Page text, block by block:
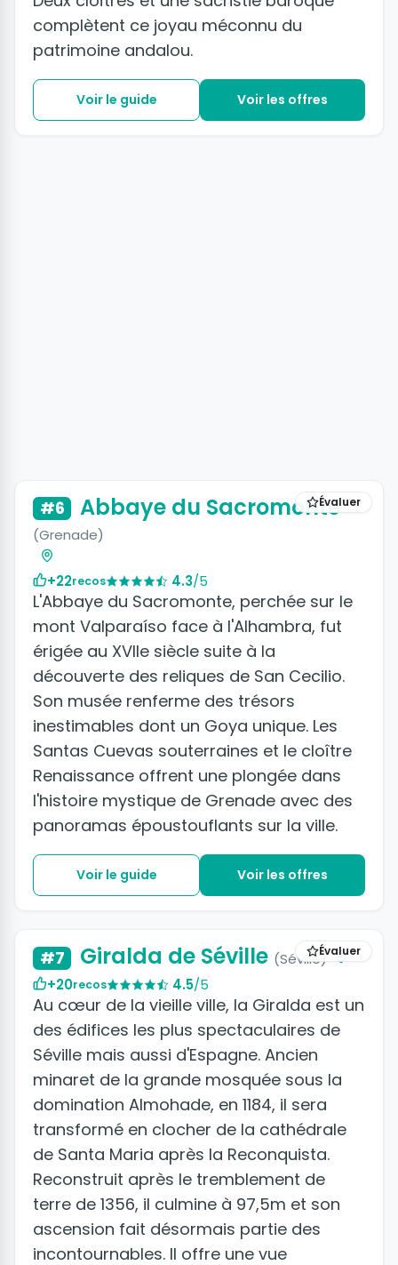
complètent ce joyau méconnu du
patrimoine andalou.
Voir le guide Voir les offres
Évaluer
#6 Abbaye du Sacromonte
(Grenade)
+22recos 4.3/5
L'Abbaye du Sacromonte, perchée sur le
mont Valparaíso face à l'Alhambra, fut
érigée au XVIIe siècle suite à la
découverte des reliques de San Cecilio.
Son musée renferme des trésors
inestimables dont un Goya unique. Les
Santas Cuevas souterraines et le cloître
Renaissance offrent une plongée dans
l'histoire mystique de Grenade avec des
panoramas époustouflants sur la ville.
Voir le guide Voir les offres
Évaluer
#7 Giralda de Séville (Séville)
+20recos 4.5/5
Au cœur de la vieille ville, la Giralda est un
des édifices les plus spectaculaires de
Séville mais aussi d'Espagne. Ancien
minaret de la grande mosquée sous la
domination Almohade, en 1184, il sera
transformé en clocher de la cathédrale
de Santa Maria après la Reconquista.
Reconstruit après le tremblement de
terre de 1356, il culmine à 97,5m et son
ascension fait désormais partie des
incontournables. Il offre une vue